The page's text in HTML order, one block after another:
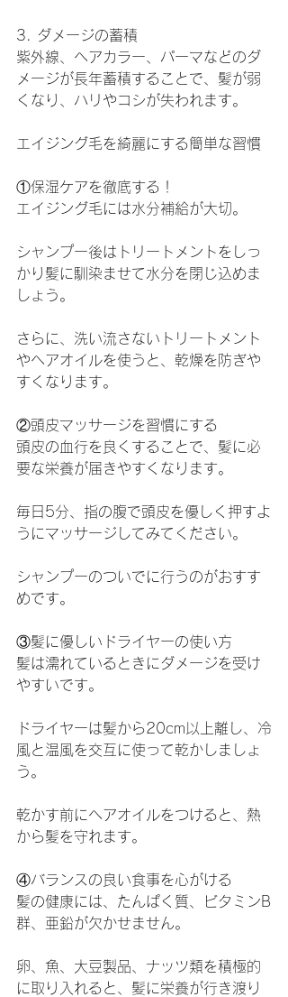
3. ダメージの蓄積
紫外線、ヘアカラー、パーマなどのダ
メージが長年蓄積することで、髪が弱
くなり、ハリやコシが失われます。
エイジング毛を綺麗にする簡単な習慣
①保湿ケアを徹底する！
エイジング毛には水分補給が大切。
シャンプー後はトリートメントをしっ
かり髪に馴染ませて水分を閉じ込めま
しょう。
さらに、洗い流さないトリートメント
やヘアオイルを使うと、乾燥を防ぎや
すくなります。
②頭皮マッサージを習慣にする
頭皮の血行を良くすることで、髪に必
要な栄養が届きやすくなります。
毎日5分、指の腹で頭皮を優しく押すよ
うにマッサージしてみてください。
シャンプーのついでに行うのがおすす
めです。
③髪に優しいドライヤーの使い方
髪は濡れているときにダメージを受け
やすいです。
ドライヤーは髪から20cm以上離し、冷
風と温風を交互に使って乾かしましょ
う。
乾かす前にヘアオイルをつけると、熱
から髪を守れます。
④バランスの良い食事を心がける
髪の健康には、たんぱく質、ビタミンB
群、亜鉛が欠かせません。
卵、魚、大豆製品、ナッツ類を積極的
に取り入れると、髪に栄養が行き渡り